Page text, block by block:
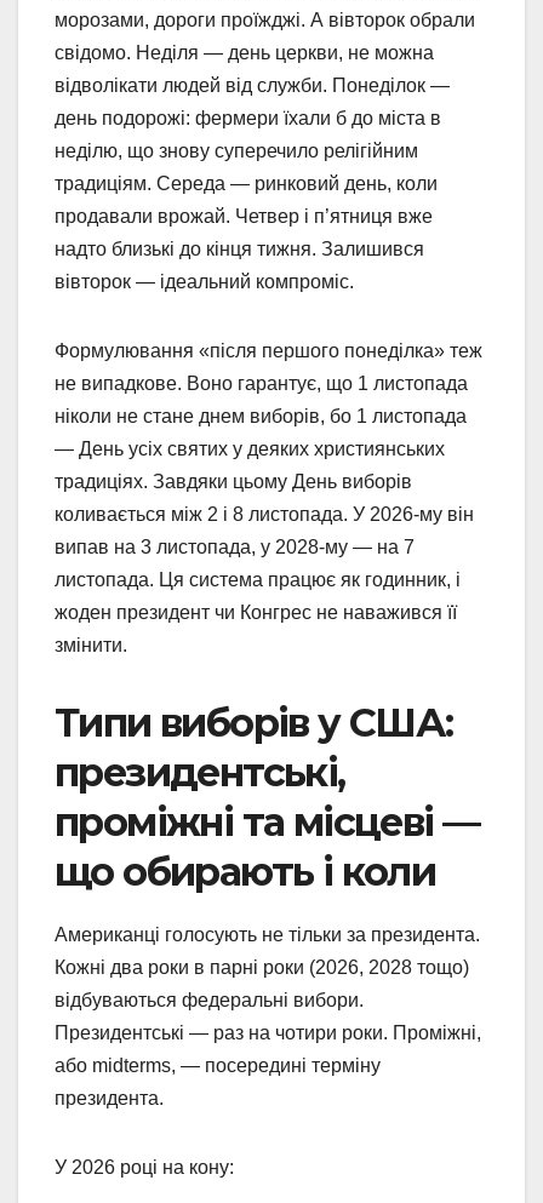
морозами, дороги проїжджі. А вівторок обрали
свідомо. Неділя — день церкви, не можна
відволікати людей від служби. Понеділок —
день подорожі: фермери їхали б до міста в
неділю, що знову суперечило релігійним
традиціям. Середа — ринковий день, коли
продавали врожай. Четвер і п’ятниця вже
надто близькі до кінця тижня. Залишився
вівторок — ідеальний компроміс.
Формулювання «після першого понеділка» теж
не випадкове. Воно гарантує, що 1 листопада
ніколи не стане днем виборів, бо 1 листопада
— День усіх святих у деяких християнських
традиціях. Завдяки цьому День виборів
коливається між 2 і 8 листопада. У 2026-му він
випав на 3 листопада, у 2028-му — на 7
листопада. Ця система працює як годинник, і
жоден президент чи Конгрес не наважився її
змінити.
Типи виборів у США:
президентські,
проміжні та місцеві —
що обирають і коли
Американці голосують не тільки за президента.
Кожні два роки в парні роки (2026, 2028 тощо)
відбуваються федеральні вибори.
Президентські — раз на чотири роки. Проміжні,
або midterms, — посередині терміну
президента.
У 2026 році на кону: